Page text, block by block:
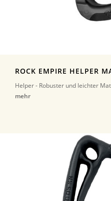
ROCK EMPIRE HELPER
Helper - Robuster und leichter
mehr